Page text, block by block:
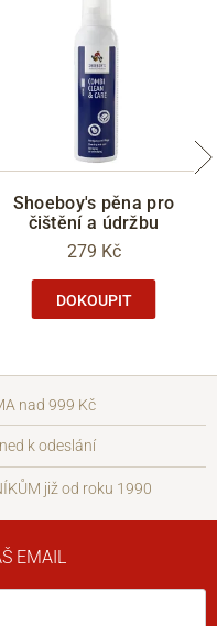
Shoeboy's pěna pro
čištění a údržbu
279 Kč
DOKOUPIT
nad 999 Kč
k odeslání
již od roku 1990
EMAIL